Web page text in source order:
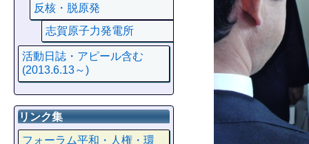
反核・脱原発
志賀原子力発電所
活動日誌・アピール含む
(2013.6.13～)
リンク集
フォーラム平和・人権・環